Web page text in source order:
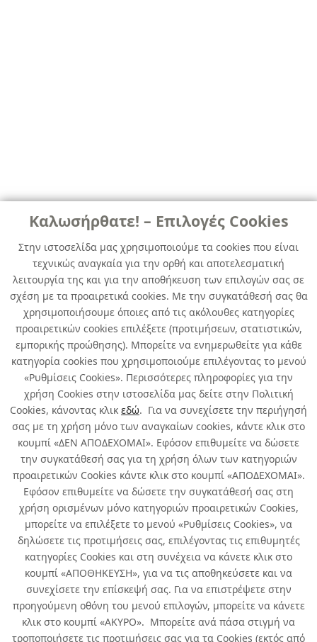
Καλωσήρθατε! – Επιλογές Cookies
Στην ιστοσελίδα μας χρησιμοποιούμε τα cookies που είναι
τεχνικώς αναγκαία για την ορθή και αποτελεσματική
λειτουργία της και για την αποθήκευση των επιλογών σας σε
σχέση με τα προαιρετικά cookies. Με την συγκατάθεσή σας θα
χρησιμοποιήσουμε όποιες από τις ακόλουθες κατηγορίες
προαιρετικών cookies επιλέξετε (προτιμήσεων, στατιστικών,
εμπορικής προώθησης). Μπορείτε να ενημερωθείτε για κάθε
κατηγορία cookies που χρησιμοποιούμε επιλέγοντας το μενού
«Ρυθμίσεις Cookies». Περισσότερες πληροφορίες για την
χρήση Cookies στην ιστοσελίδα μας δείτε στην Πολιτική
Cookies, κάνοντας κλικ εδώ. Για να συνεχίσετε την περιήγησή
σας με τη χρήση μόνο των αναγκαίων cookies, κάντε κλικ στο
κουμπί «ΔΕΝ ΑΠΟΔΕΧΟΜΑΙ». Εφόσον επιθυμείτε να δώσετε
την συγκατάθεσή σας για τη χρήση όλων των κατηγοριών
προαιρετικών Cookies κάντε κλικ στο κουμπί «ΑΠΟΔΕΧΟΜΑΙ».
Εφόσον επιθυμείτε να δώσετε την συγκατάθεσή σας στη
χρήση ορισμένων μόνο κατηγοριών προαιρετικών Cookies,
μπορείτε να επιλέξετε το μενού «Ρυθμίσεις Cookies», να
δηλώσετε τις προτιμήσεις σας, επιλέγοντας τις επιθυμητές
κατηγορίες Cookies και στη συνέχεια να κάνετε κλικ στο
κουμπί «ΑΠΟΘΗΚΕΥΣΗ», για να τις αποθηκεύσετε και να
συνεχίσετε την επίσκεψή σας. Για να επιστρέψετε στην
προηγούμενη οθόνη του μενού επιλογών, μπορείτε να κάνετε
κλικ στο κουμπί «ΑΚΥΡΟ». Μπορείτε ανά πάσα στιγμή να
τροποποιήσετε τις προτιμήσεις σας για τα Cookies (εκτός από